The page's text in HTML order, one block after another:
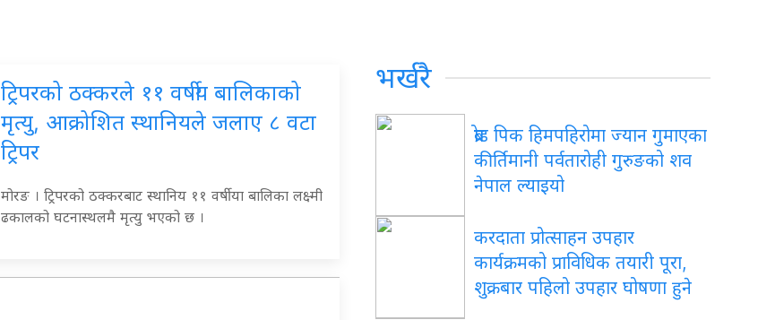
ट्रिपरको ठक्करले ११ वर्षीय बालिकाको
मृत्यु, आक्रोशित स्थानियले जलाए ८ वटा
ट्रिपर
मोरङ । ट्रिपरको ठक्करबाट स्थानिय ११ वर्षीया बालिका लक्ष्मी
ढकालको घटनास्थलमै मृत्यु भएको छ ।
भर्खरै
ब्रोड पिक हिमपहिरोमा ज्यान गुमाएका
कीर्तिमानी पर्वतारोही गुरुङको शव
नेपाल ल्याइयो
करदाता प्रोत्साहन उपहार
कार्यक्रमको प्राविधिक तयारी पूरा,
शुक्रबार पहिलो उपहार घोषणा हुने